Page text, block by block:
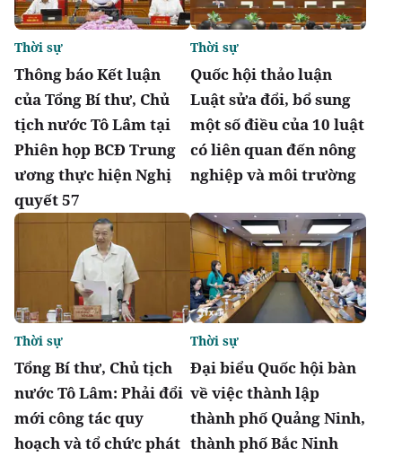
Thông báo Kết luận
của Tổng Bí thư, Chủ
tịch nước Tô Lâm tại
Phiên họp BCĐ Trung
ương thực hiện Nghị
quyết 57
Thời sự
Quốc hội thảo luận
Luật sửa đổi, bổ sung
một số điều của 10 luật
có liên quan đến nông
nghiệp và môi trường
Thời sự
Tổng Bí thư, Chủ tịch
nước Tô Lâm: Phải đổi
mới công tác quy
hoạch và tổ chức phát
Thời sự
Đại biểu Quốc hội bàn
về việc thành lập
thành phố Quảng Ninh,
thành phố Bắc Ninh
Thời sự